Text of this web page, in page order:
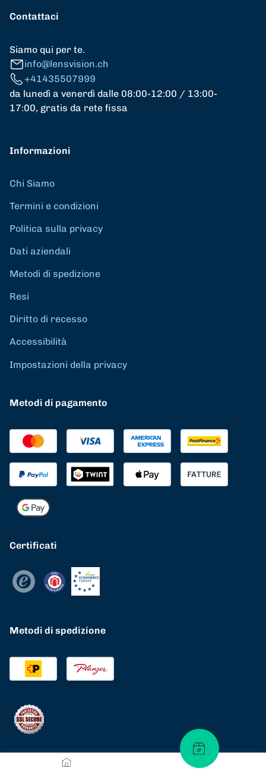
Contattaci
Siamo qui per te.
info@lensvision.ch
+41435507999
da lunedì a venerdì dalle 08:00-12:00 / 13:00-
17:00, gratis da rete fissa
Informazioni
Chi Siamo
Termini e condizioni
Politica sulla privacy
Dati aziendali
Metodi di spedizione
Resi
Diritto di recesso
Accessibilità
Impostazioni della privacy
Metodi di pagamento
Certificati
Metodi di spedizione